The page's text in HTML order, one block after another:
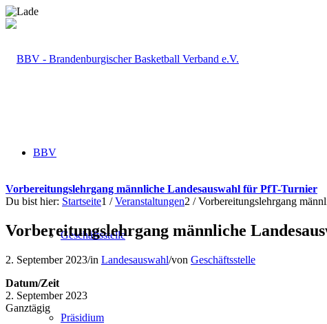
BBV
Geschäftsstelle
Präsidium
Vorbereitungslehrgang männliche Landesauswahl für PfT-Turnier
Du bist hier: Startseite1 / Veranstaltungen2 / Vorbereitungslehrgang
Vorbereitungslehrgang männliche
2. September 2023/in Landesauswahl/von Geschäftsstelle
Datum/Zeit
2. September 2023
Ganztägig